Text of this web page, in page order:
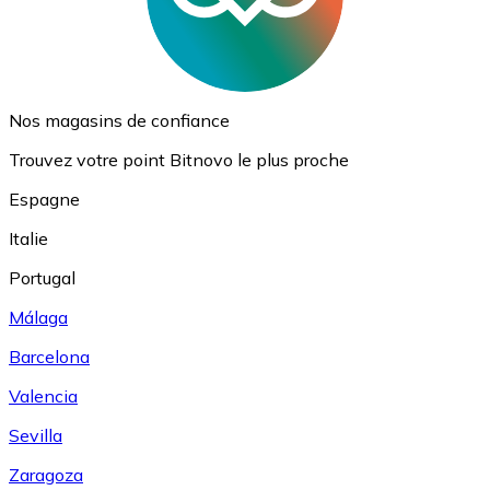
Nos magasins de confiance
Trouvez votre point Bitnovo le plus proche
Espagne
Italie
Portugal
Málaga
Barcelona
Valencia
Sevilla
Zaragoza